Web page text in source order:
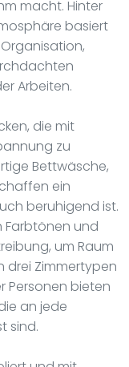
macht. Hinter
basiert
Arbeiten.
die mit
zu
Bettwäsche,
ein
beruhigend ist.
Farbtönen und
um Raum
drei Zimmertypen
Personen bieten
an jede
sind.